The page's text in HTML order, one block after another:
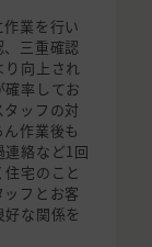
業を行い
三重確認
り向上され
率してお
ッフの対
作業後も
絡など1回
宅のこと
フとお客
な関係を